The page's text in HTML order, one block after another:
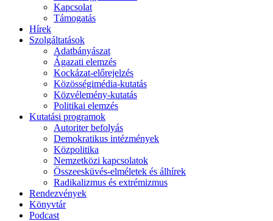
Kapcsolat
Támogatás
Hírek
Szolgáltatások
Adatbányászat
Ágazati elemzés
Kockázat-előrejelzés
Közösségimédia-kutatás
Közvélemény-kutatás
Politikai elemzés
Kutatási programok
Autoriter befolyás
Demokratikus intézmények
Közpolitika
Nemzetközi kapcsolatok
Összeesküvés-elméletek és álhírek
Radikalizmus és extrémizmus
Rendezvények
Könyvtár
Podcast